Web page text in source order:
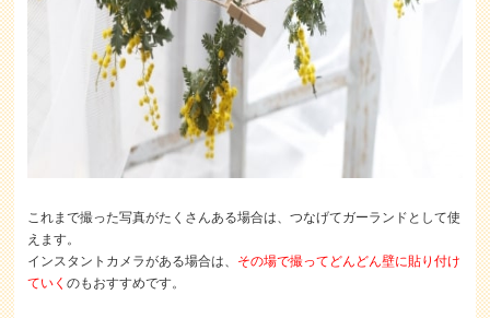
これまで撮った写真がたくさんある場合は、つなげてガーランドとして使
えます。
インスタントカメラがある場合は、 その場で撮ってどんどん壁に貼り付け
ていくのもおすすめです。